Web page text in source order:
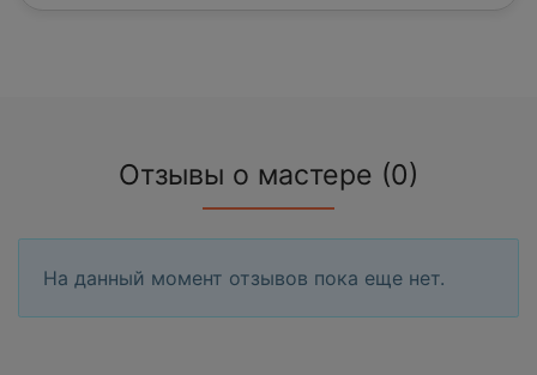
Отзывы о мастере (0)
На данный момент отзывов пока еще нет.